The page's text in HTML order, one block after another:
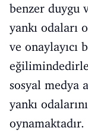
benzer duygu
yankı odaları
ve onaylayıcı
sosyal medya
yankı
oynamaktadır.